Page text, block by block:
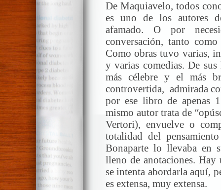
De Maquiavelo, todos
es uno de los autores
afamado. O por
conversación, tanto
Como obras tuvo varias,
y varias comedias. De
más célebre y el más
controvertida, admirada
por ese libro de apenas
mismo autor trata de
Vertori), envuelve o
totalidad del
Bonaparte lo llevaba en
lleno de anotaciones.
se intenta abordarla aquí,
es extensa, muy extensa.